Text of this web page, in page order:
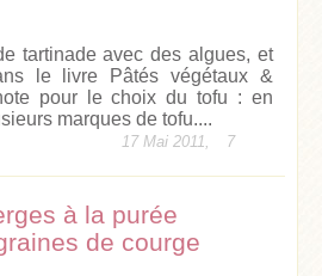
tartinade avec des algues, et
le livre Pâtés végétaux &
pour le choix du tofu : en
marques de tofu....
17 Mai 2011, 7
à la purée
de courge